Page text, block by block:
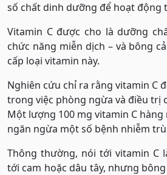
số chất dinh dưỡng để hoạt động
Vitamin C được cho là dưỡng
chức năng miễn dịch – và bông
cấp loại vitamin này.
Nghiên cứu chỉ ra rằng vitamin C
trong việc phòng ngừa và điều trị
Một lượng 100 mg vitamin C hàng
ngăn ngừa một số bệnh nhiễm
Thông thường, nói tới vitamin C
tới cam hoặc dâu tây, nhưng